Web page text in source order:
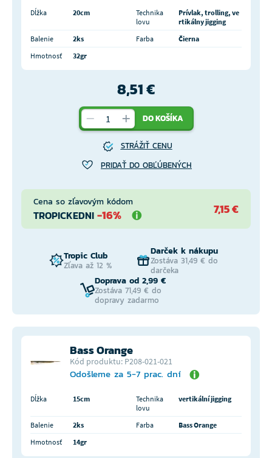
Dĺžka 20cm
Technika
lovu
Prívlak, trolling, ve
rtikálny jigging
Balenie
2ks Farba
Čierna
Hmotnosť
32gr
8,51 €
DO KOŠÍKA
STRÁŽIŤ CENU
PRIDAŤ DO OBĽÚBENÝCH
Cena so zľavovým kódom
TROPICKEDNI -16% 7,15 €
Tropic Club
Zľava až 12 %
Darček k nákupu
Zostáva 31,49 € do
darčeka
Doprava od 2,99 €
Zostáva 71,49 € do
dopravy zadarmo
Bass Orange
Kód produktu: P208-021-021
Odošleme za 5-7 prac. dní
Dĺžka 15cm
Technika
lovu
vertikální jigging
Balenie 2ks Farba
Bass Orange
Hmotnosť
14gr